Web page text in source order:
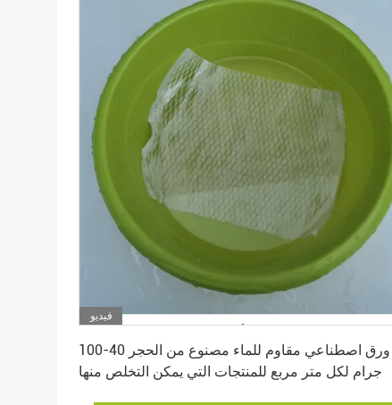
فيديو
ورق اصطناعي مقاوم للماء مصنوع من الحجر 40-100
جرام لكل متر مربع للمنتجات التي يمكن التخلص منها